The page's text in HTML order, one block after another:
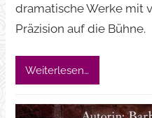
dramatische Werke mit
Präzision auf die Bühne.
Weiterlesen…